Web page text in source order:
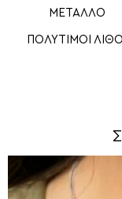
ΜΕΤΑΛΛΟ
ΠΟΛΥΤΙΜΟΙ ΛΙΘΟΙ